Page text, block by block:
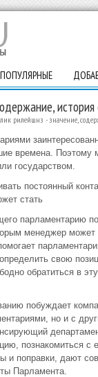
ПОПУЛЯРНЫЕ
история
рилейшнз - значение,
времена. Поэтому
государством.
постоянный
стать
парламентарию
менеджер может
свою
обратиться в
побуждает
но и с
познакомиться
и поправки, дают
Парламента.